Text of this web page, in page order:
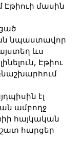
Էթիուի մասին
նպաստավոր
ևս
Էթիու
էլ
ամբողջ
հայկական
հարցեր